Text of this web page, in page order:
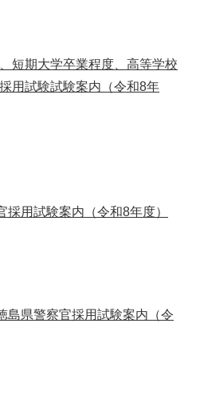
短期大学卒業程度、高等学校
用試験試験案内（令和8年
採用試験案内（令和8年度）
島県警察官採用試験案内（令